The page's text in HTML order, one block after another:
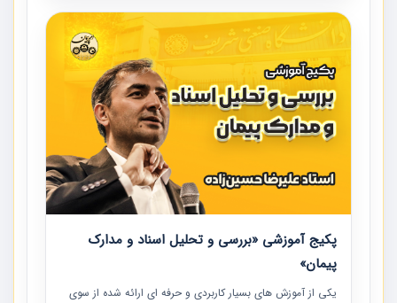
مدارک پیمان به همراه تجربیات عملی ارائه شده است.
پکیج آموزشی «بررسی و تحلیل اسناد و مدارک
پیمان»
یکی از آموزش‏‏‏‏‏‏ های بسیار کاربردی و حرفه‏ ای ارائه شده از سوی